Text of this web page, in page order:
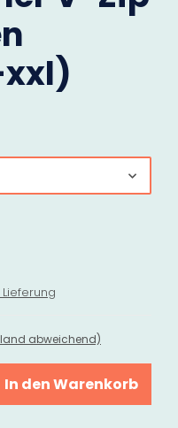
abweichend)
In den Warenkorb